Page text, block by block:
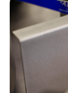
Используемый
температура
Расход клея
Мощность
Параметры
Габариты